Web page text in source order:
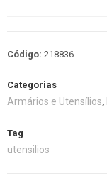
Código: 218836
Categorias
Armários e Utensílios,
Tag
utensilios